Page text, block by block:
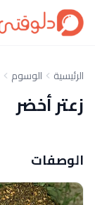
الرئيسية الوسوم
زعتر أخضر
الوصفات